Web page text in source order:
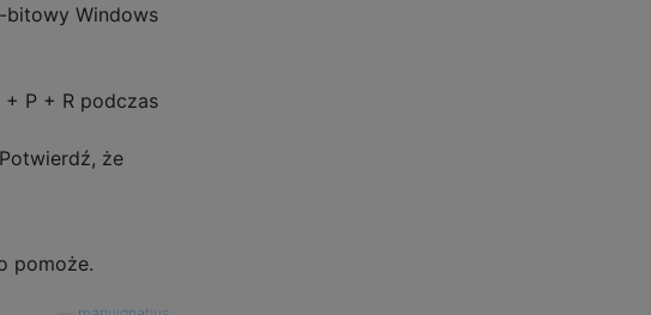
bitowy Windows
P + R podczas
że
pomoże.